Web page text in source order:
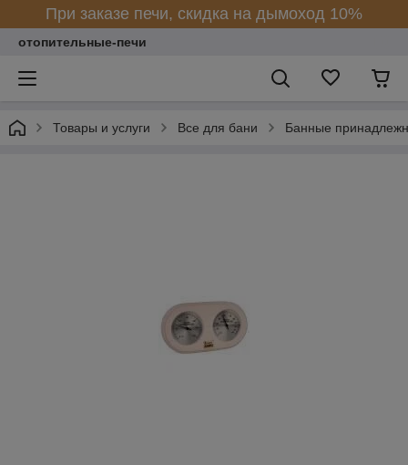
При заказе печи, скидка на дымоход 10%
отопительные-печи
Товары и услуги Все для бани Банные